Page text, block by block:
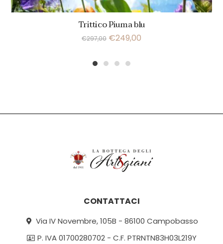
Trittico Piuma blu
€297,00 €249,00
CONTATTACI
Via IV Novembre, 105B - 86100 Campobasso
P. IVA 01700280702 - C.F. PTRNTN83H03L219Y